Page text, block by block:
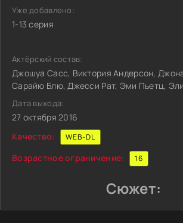
Уже добавлено:
1-13 серия
Актёрский состав:
Джошуа Сасс, Виктория Андерсон,
Сарайю Блю, Джесси Рат, Эми Пьетц,
Дата выхода:
27 октября 2016
Качество:
WEB-DL
Возрастное ограничение: 16
Сюжет: